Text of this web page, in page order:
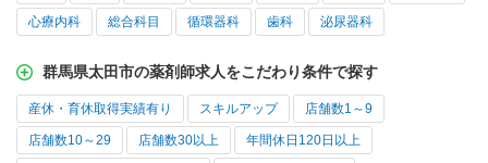
心療内科 総合科目 循環器科 歯科 泌尿器科
群馬県太田市の薬剤師求人をこだわり条件で探す
産休・育休取得実績有り スキルアップ 店舗数1～9
店舗数10～29 店舗数30以上 年間休日120日以上